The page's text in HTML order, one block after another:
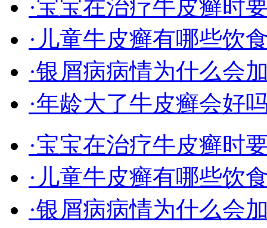
·宝宝在治疗牛皮癣时
·儿童牛皮癣有哪些饮
·银屑病病情为什么会
·年龄大了牛皮癣会好
·宝宝在治疗牛皮癣时
·儿童牛皮癣有哪些饮
·银屑病病情为什么会